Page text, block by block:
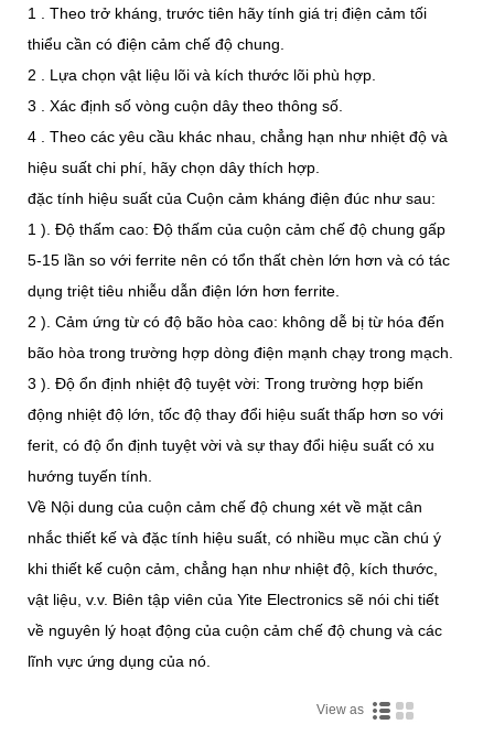
1 . Theo trở kháng, trước tiên hãy tính giá trị điện cảm tối
thiểu cần có điện cảm chế độ chung.
2 . Lựa chọn vật liệu lõi và kích thước lõi phù hợp.
3 . Xác định số vòng cuộn dây theo thông số.
4 . Theo các yêu cầu khác nhau, chẳng hạn như nhiệt độ và
hiệu suất chi phí, hãy chọn dây thích hợp.
đặc tính hiệu suất của Cuộn cảm kháng điện đúc như sau:
1 ). Độ thấm cao: Độ thấm của cuộn cảm chế độ chung gấp
5-15 lần so với ferrite nên có tổn thất chèn lớn hơn và có tác
dụng triệt tiêu nhiễu dẫn điện lớn hơn ferrite.
2 ). Cảm ứng từ có độ bão hòa cao: không dễ bị từ hóa đến
bão hòa trong trường hợp dòng điện mạnh chạy trong mạch.
3 ). Độ ổn định nhiệt độ tuyệt vời: Trong trường hợp biến
động nhiệt độ lớn, tốc độ thay đổi hiệu suất thấp hơn so với
ferit, có độ ổn định tuyệt vời và sự thay đổi hiệu suất có xu
hướng tuyến tính.
Về Nội dung của cuộn cảm chế độ chung xét về mặt cân
nhắc thiết kế và đặc tính hiệu suất, có nhiều mục cần chú ý
khi thiết kế cuộn cảm, chẳng hạn như nhiệt độ, kích thước,
vật liệu, v.v. Biên tập viên của Yite Electronics sẽ nói chi tiết
về nguyên lý hoạt động của cuộn cảm chế độ chung và các
lĩnh vực ứng dụng của nó.
View as